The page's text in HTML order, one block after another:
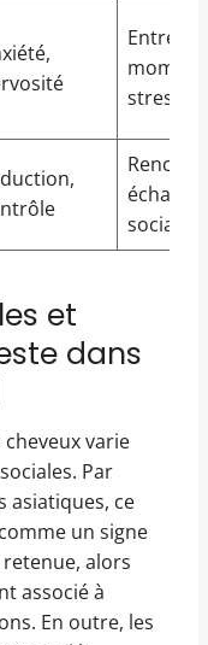
sociaux
et
dans
varie
Par
asiatiques, ce
un signe
alors
associé à
En outre, les